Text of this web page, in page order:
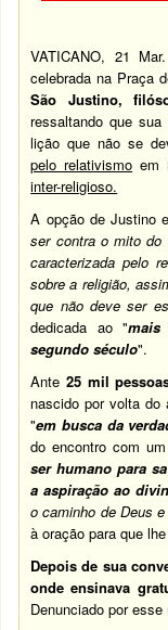
VATICANO, 21
celebrada na Praça
São Justino,
ressaltando que sua
lição que não se
pelo relativismo em
inter-religioso.
A opção de Justino
ser contra o mito do
caracterizada pelo
sobre a religião,
que não deve ser
dedicada ao "mais
segundo século".
Ante 25 mil
nascido por volta do
"em busca da
do encontro com
ser humano para
a aspiração ao
o caminho de Deus e
àoração para que
Depois de sua
onde ensinava
Denunciado por esse